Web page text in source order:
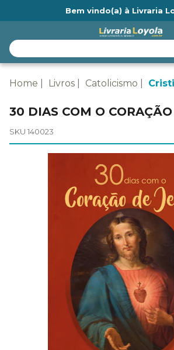
Bem vindo(a) à Livraria
Home Livros Catolicismo
30 DIAS COM O
SKU 140023